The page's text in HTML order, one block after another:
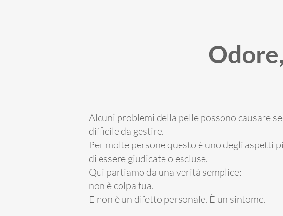
Alcuni problemi della pelle possono causare
difficile da gestire.
Per molte persone questo è uno degli aspetti
di essere giudicate o escluse.
Qui partiamo da una verità semplice:
non è colpa tua.
E non è un difetto personale. È un sintomo.